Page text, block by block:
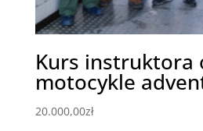
Kurs instruktora
motocykle
20.000,00zł